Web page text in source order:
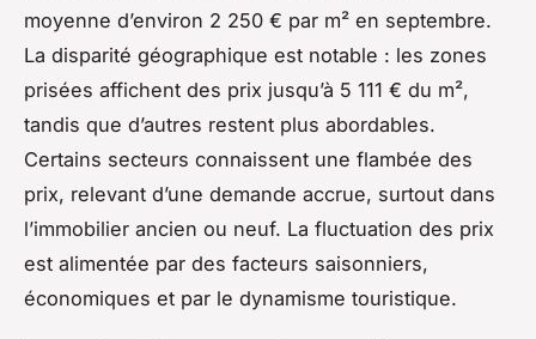
moyenne d’environ 2 250 € par m² en septembre.
La disparité géographique est notable : les zones
prisées affichent des prix jusqu’à 5 111 € du m²,
tandis que d’autres restent plus abordables.
Certains secteurs connaissent une flambée des
prix, relevant d’une demande accrue, surtout dans
l’immobilier ancien ou neuf. La fluctuation des prix
est alimentée par des facteurs saisonniers,
économiques et par le dynamisme touristique.